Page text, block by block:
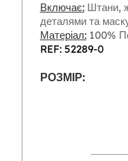
Включає:Штани,
деталями та
Матеріал:100%
REF: 52289-0
РОЗМІР: